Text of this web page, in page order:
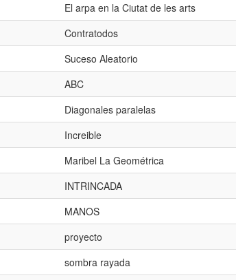
El arpa en la Ciutat de les arts
Contratodos
Suceso Aleatorio
ABC
Diagonales paralelas
Increible
Maribel La Geométrica
INTRINCADA
MANOS
proyecto
sombra rayada